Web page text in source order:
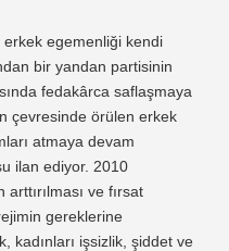
erkek egemenliği kendi
bir yandan partisinin
fedakârca saflaşmaya
çevresinde örülen erkek
atmaya devam
ilan ediyor. 2010
arttırılması ve fırsat
gereklerine
kadınları işsizlik, şiddet ve